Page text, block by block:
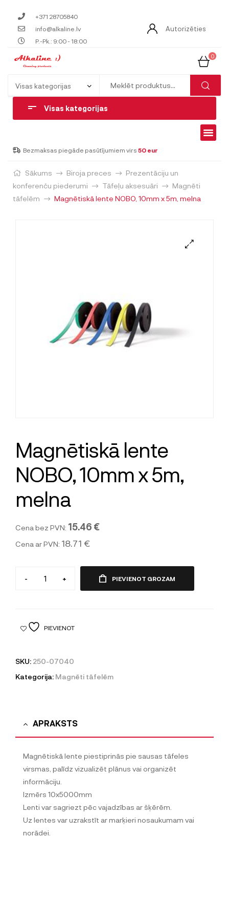
+371 28705840
info@alkaline.lv
P.-Pk.: 9:00 - 18:00
Autorizēties
0
Visas kategorijas
Bezmaksas piegāde pasūtījumiem virs 50 eur
Sākums Biroja preces
Prezentāciju un
konferenču piederumi
Tāfeļu aksesuāri
Magnēti
tāfelēm
Magnētiskā lente NOBO, 10mm x 5m, melna
Magnētiskā lente
NOBO, 10mm x 5m,
melna
Cena bez PVN: 15.46 €
Cena ar PVN: 18.71 €
- + PIEVIENOT GROZAM
PIEVIENOT
SKU: 250-07040
Kategorija: Magnēti tāfelēm
APRAKSTS
Magnētiskā lente piestiprinās pie sausas tāfeles
virsmas, palīdz vizualizēt plānus vai organizēt
informāciju.
Izmērs 10x5000mm
Lenti var sagriezt pēc vajadzības ar šķērēm.
Uz lentes var uzrakstīt ar marķieri nosaukumam vai
norādei.